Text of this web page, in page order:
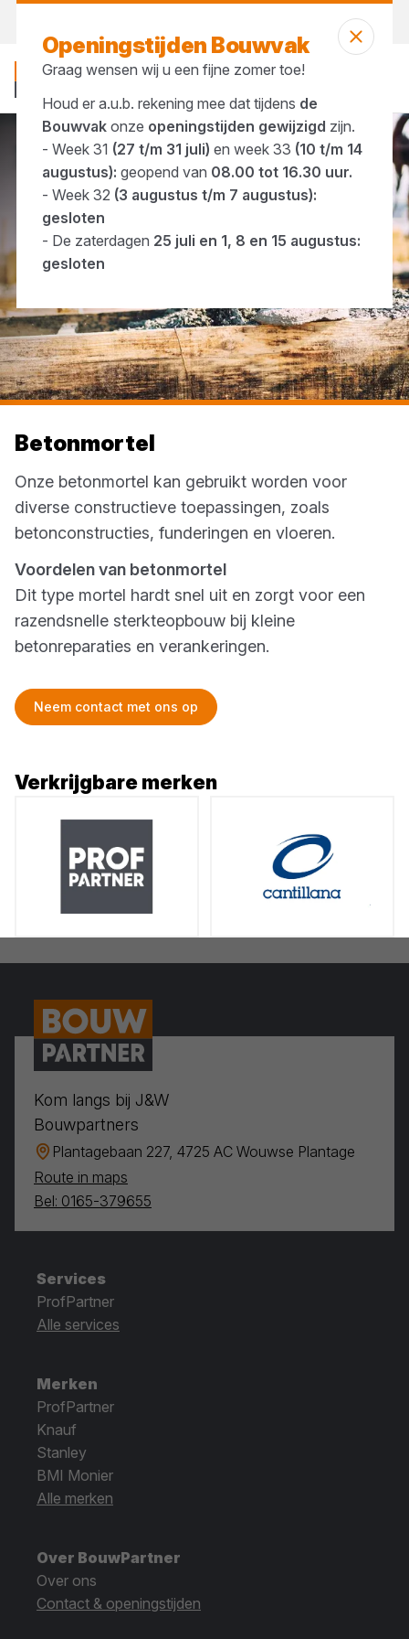
... Betonmortel
Betonmortel
Onze betonmortel kan gebruikt worden voor
diverse constructieve toepassingen, zoals
betonconstructies, funderingen en vloeren.
Voordelen van betonmortel
Dit type mortel hardt snel uit en zorgt voor een
razendsnelle sterkteopbouw bij kleine
betonreparaties en verankeringen.
Neem contact met ons op
Verkrijgbare merken
Openingstijden Bouwvak
Graag wensen wij u een fijne zomer toe!
Houd er a.u.b. rekening mee dat tijdens de
Bouwvakonze openingstijden gewijzigd zijn.
- Week 31 (27 t/m 31 juli) en week 33 (10 t/m 14
augustus): geopend van 08.00 tot 16.30 uur.
- Week 32 (3 augustus t/m 7 augustus):
gesloten
- De zaterdagen 25 juli en 1, 8 en 15 augustus:
gesloten
Kom langs bij J&W
Bouwpartners
Plantagebaan 227, 4725 AC Wouwse Plantage
Route in maps
Bel: 0165-379655
Services
ProfPartner
Alle services
Merken
ProfPartner
Knauf
Stanley
BMI Monier
Alle merken
Over BouwPartner
Over ons
Contact & openingstijden